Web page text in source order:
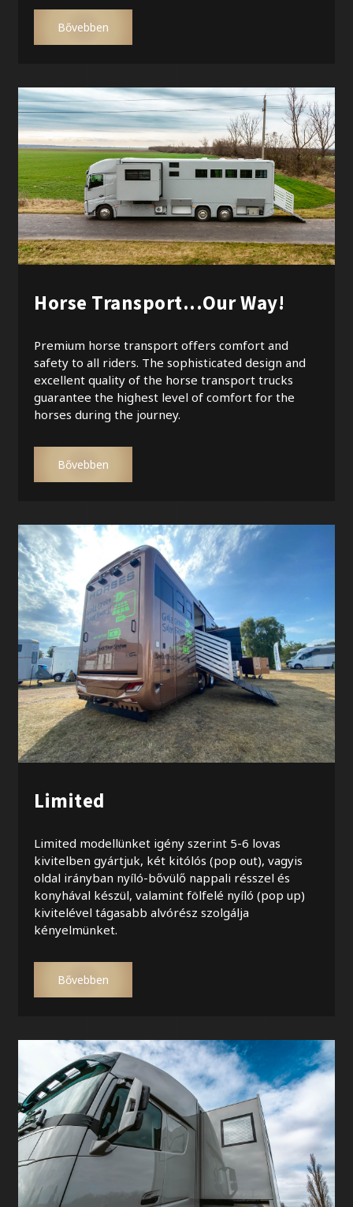
Bővebben
Horse Transport...Our Way!
Premium horse transport offers comfort and
safety to all riders. The sophisticated design and
excellent quality of the horse transport trucks
guarantee the highest level of comfort for the
horses during the journey.
Bővebben
Limited
Limited modellünket igény szerint 5-6 lovas
kivitelben gyártjuk, két kitólós (pop out), vagyis
oldal irányban nyíló-bővülő nappali résszel és
konyhával készül, valamint fölfelé nyíló (pop up)
kivitelével tágasabb alvórész szolgálja
kényelmünket.
Bővebben